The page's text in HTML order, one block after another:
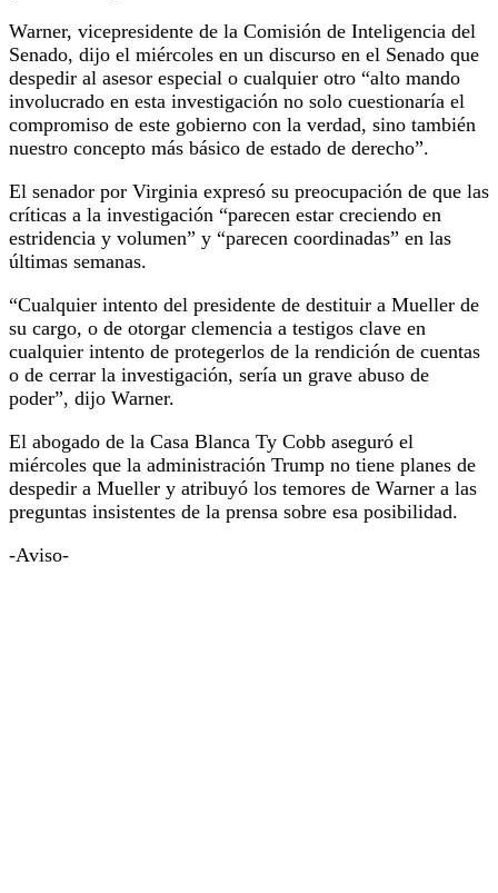
Warner, vicepresidente de la Comisión de Inteligencia del
Senado, dijo el miércoles en un discurso en el Senado que
despedir al asesor especial o cualquier otro “alto mando
involucrado en esta investigación no solo cuestionaría el
compromiso de este gobierno con la verdad, sino también
nuestro concepto más básico de estado de derecho”.
El senador por Virginia expresó su preocupación de que las
críticas a la investigación “parecen estar creciendo en
estridencia y volumen” y “parecen coordinadas” en las
últimas semanas.
“Cualquier intento del presidente de destituir a Mueller de
su cargo, o de otorgar clemencia a testigos clave en
cualquier intento de protegerlos de la rendición de cuentas
o de cerrar la investigación, sería un grave abuso de
poder”, dijo Warner.
El abogado de la Casa Blanca Ty Cobb aseguró el
miércoles que la administración Trump no tiene planes de
despedir a Mueller y atribuyó los temores de Warner a las
preguntas insistentes de la prensa sobre esa posibilidad.
-Aviso-